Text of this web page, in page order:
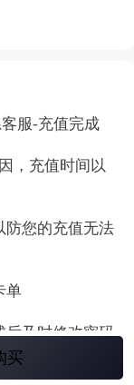
服-充值完成
，充值时间以
防您的充值无法
单
后及时修改密码
买